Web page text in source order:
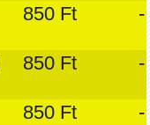
850 Ft -
850 Ft -
850 Ft -